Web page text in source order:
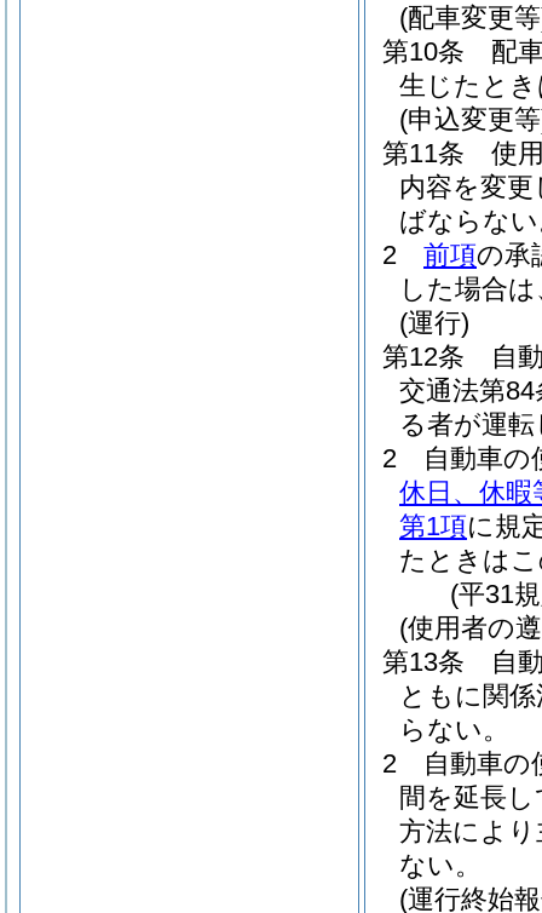
(配車変更
第10条
配
生じたと
(申込変更
第11条
使
内容を変
ばならな
2
前項の承
した場合
(運行)
第12条
自
交通法第
る者が運
2
自動車の
休日、休
第1項に規
たときは
(平31
(使用者の
第13条
自
ともに関
らない。
2
自動車
間を延長
方法によ
ない。
(運行終始